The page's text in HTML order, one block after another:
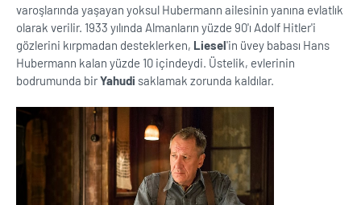
varoşlarında yaşayan yoksul Hubermann ailesinin yanına evlatlık
olarak verilir. 1933 yılında Almanların yüzde 90'ı Adolf Hitler'i
gözlerini kırpmadan desteklerken, Liesel'in üvey babası Hans
Hubermann kalan yüzde 10 içindeydi. Üstelik, evlerinin
bodrumunda birYahudi saklamak zorunda kaldılar.